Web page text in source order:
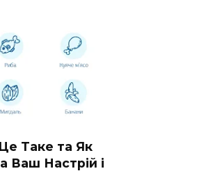
Таке та Як
Ваш Настрій і